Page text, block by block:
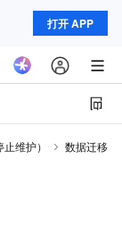
打开 APP
维护）
数据迁移